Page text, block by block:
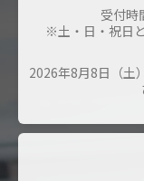
受付時
※土・日・祝日
2026年8月8日（土